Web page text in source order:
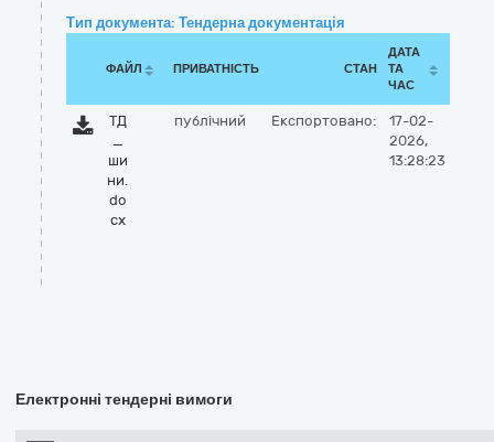
Тип документа: Тендерна документація
ФАЙЛ ПРИВАТНІСТЬ СТАН
ДАТА
ТА
ЧАС
ТД
_
ши
ни.
do
cx
публічний Експортовано:
17-02-
2026,
13:28:23
Електронні тендерні вимоги